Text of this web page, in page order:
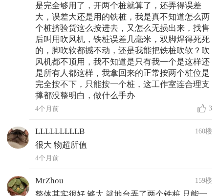
是完全够用了，开两个桩就算了，还弄得误差
大，误差大还是用的铁桩，我是真不知道怎么两
个桩挤验货这么按进去，又怎么无损出来，找售
后叫用吹风机，铁桩误差几毫米，双脚焊得死死
的，脚吹软都撼不动，还是我能把铁桩吹软？吹
风机都不顶用，我不知道是只有我一个是这样还
是所有人都这样，我拿回来的正常按两个桩位是
完全按不下，只能按一个桩，这工作室连合理支
撑都没整明白，做什么手办
4个月前 3
LLLLLLLLLB 160楼
很大 物超所值
4个月前
MrZhou 159楼
整体其实很好 够大 就地台弄了两个铁桩 只能一